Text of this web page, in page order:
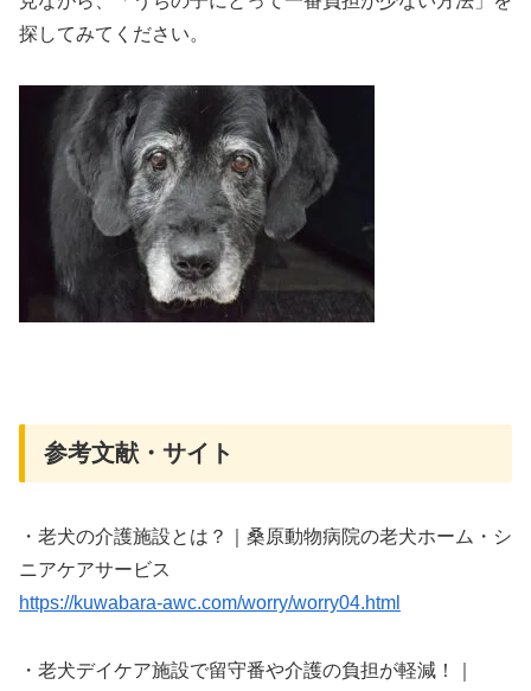
探してみてください。
参考文献・サイト
・老犬の介護施設とは？｜桑原動物病院の老犬ホーム・シ
ニアケアサービス
https://kuwabara-awc.com/worry/worry04.html
・老犬デイケア施設で留守番や介護の負担が軽減！｜